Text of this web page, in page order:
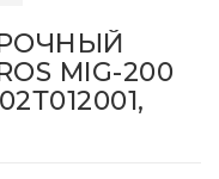
MIG-200